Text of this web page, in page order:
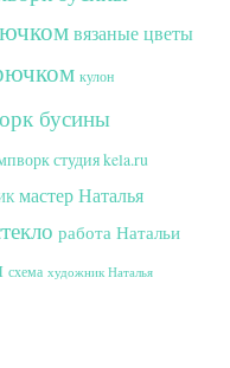
вязаные цветы
кулон
бусины
студия kela.ru
мастер Наталья
работа Натальи
схема художник Наталья